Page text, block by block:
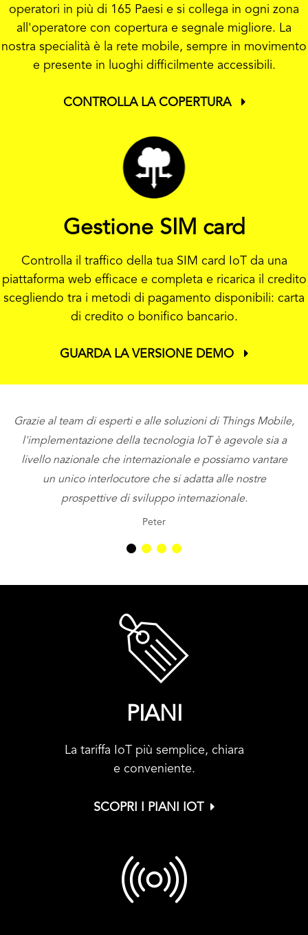
operatori in più di 165 Paesi e si collega in ogni zona
all'operatore con copertura e segnale migliore. La
nostra specialità è la rete mobile, sempre in movimento
e presente in luoghi difficilmente accessibili.
CONTROLLA LA COPERTURA
Gestione SIM card
Controlla il traffico della tua SIM card IoT da una
piattaforma web efficace e completa e ricarica il credito
scegliendo tra i metodi di pagamento disponibili: carta
di credito o bonifico bancario.
GUARDA LA VERSIONE DEMO
Grazie al team di esperti e alle soluzioni di Things Mobile,
l'implementazione della tecnologia IoT è agevole sia a
livello nazionale che internazionale e possiamo vantare
un unico interlocutore che si adatta alle nostre
prospettive di sviluppo internazionale.
Peter
PIANI
La tariffa IoT più semplice, chiara
e conveniente.
SCOPRI I PIANI IOT